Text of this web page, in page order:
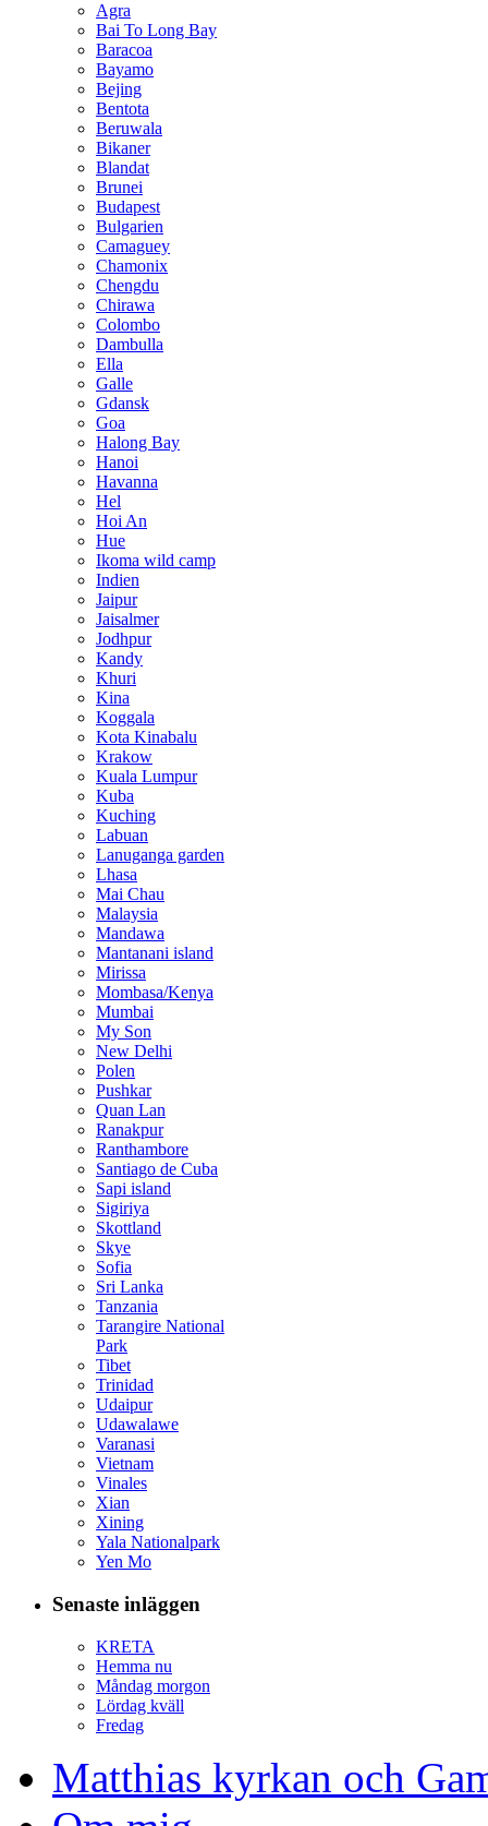
Agra
Bai To Long Bay
Baracoa
Bayamo
Bejing
Bentota
Beruwala
Bikaner
Blandat
Brunei
Budapest
Bulgarien
Camaguey
Chamonix
Chengdu
Chirawa
Colombo
Dambulla
Ella
Galle
Gdansk
Goa
Halong Bay
Hanoi
Havanna
Hel
Hoi An
Hue
Ikoma wild camp
Indien
Jaipur
Jaisalmer
Jodhpur
Kandy
Khuri
Kina
Koggala
Kota Kinabalu
Krakow
Kuala Lumpur
Kuba
Kuching
Labuan
Lanuganga garden
Lhasa
Mai Chau
Malaysia
Mandawa
Mantanani island
Mirissa
Mombasa/Kenya
Mumbai
My Son
New Delhi
Polen
Pushkar
Quan Lan
Ranakpur
Ranthambore
Santiago de Cuba
Sapi island
Sigiriya
Skottland
Skye
Sofia
Sri Lanka
Tanzania
Tarangire National
Park
Tibet
Trinidad
Udaipur
Udawalawe
Varanasi
Vietnam
Vinales
Xian
Xining
Yala Nationalpark
Yen Mo
Senaste inläggen
KRETA
Hemma nu
Måndag morgon
Lördag kväll
Fredag
Matthias kyrkan och